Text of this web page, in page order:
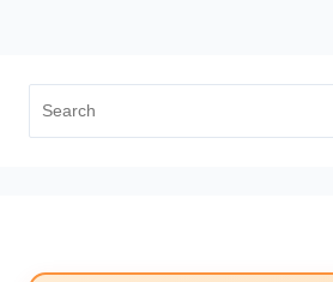
Search
for: